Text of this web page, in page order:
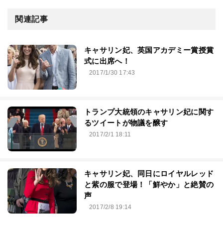
関連記事
キャサリン妃、英国アカデミー賞授賞
式に出席へ！
2017/1/30 17:43
トランプ大統領のキャサリン妃に関す
るツイートが物議を醸す
2017/2/1 18:11
キャサリン妃、同日にロイヤルレッド
と紫の服で登場！「鮮やか」と絶賛の
声
2017/2/8 19:14